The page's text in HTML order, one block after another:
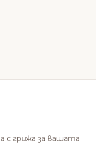
с грижа за вашата